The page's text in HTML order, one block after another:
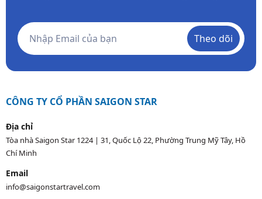
Theo dõi
CÔNG TY CỔ PHẦN SAIGON STAR
Địa chỉ
Tòa nhà Saigon Star 1224 | 31, Quốc Lộ 22, Phường Trung Mỹ Tây, Hồ
Chí Minh
Email
info@saigonstartravel.com